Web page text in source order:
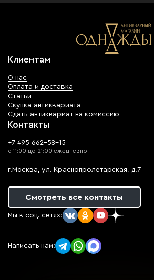
Клиентам
О нас
Оплата и доставка
Статьи
Скупка антиквариата
Сдать антиквариат на комиссию
Контакты
+7 495 662-58-15
с 11:00 до 21:00 ежедневно
г.Москва, ул. Краснопролетарская, д.7
Смотреть все контакты
Мы в соц. сетях:
Написать нам: